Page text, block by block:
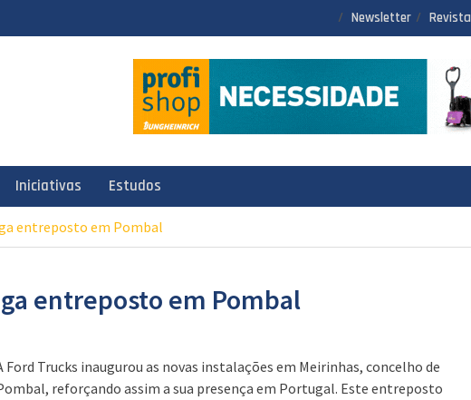
Newsletter Revista
Iniciativas Estudos
entreposto em Pombal
entreposto em Pombal
Ford Trucks inaugurou as novas instalações em Meirinhas, concelho de
reforçando assim a sua presença em Portugal. Este entreposto